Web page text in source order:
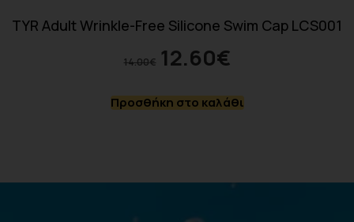
TYR Adult Wrinkle-Free Silicone Swim Cap LCS001
14.00€ 12.60€
Προσθήκη στο καλάθι